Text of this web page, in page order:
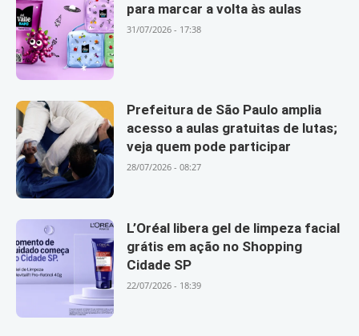
para marcar a volta às aulas
31/07/2026 - 17:38
Prefeitura de São Paulo amplia
acesso a aulas gratuitas de lutas;
veja quem pode participar
28/07/2026 - 08:27
L’Oréal libera gel de limpeza facial
grátis em ação no Shopping
Cidade SP
22/07/2026 - 18:39